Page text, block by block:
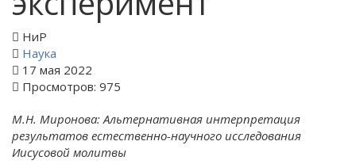
НиР
Наука
17 мая 2022
Просмотров: 975
М.Н. Миронова: Альтернативная интерпретация
результатов естественно-научного исследования
Иисусовой молитвы